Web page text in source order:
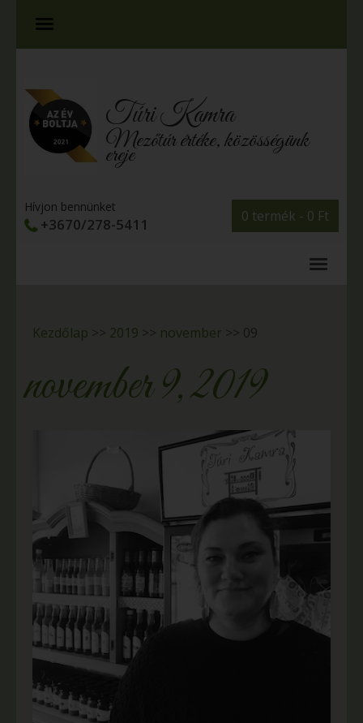
Túri Kamra
Mezőtúr értéke, közösségünk
ereje
0 termék - 0 Ft
Hívjon bennünket
+3670/278-5411
Kezdőlap >> 2019 >> november >> 09
november 9, 2019